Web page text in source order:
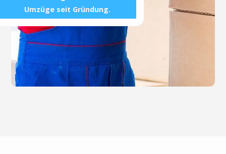
Umzüge seit Gründung.